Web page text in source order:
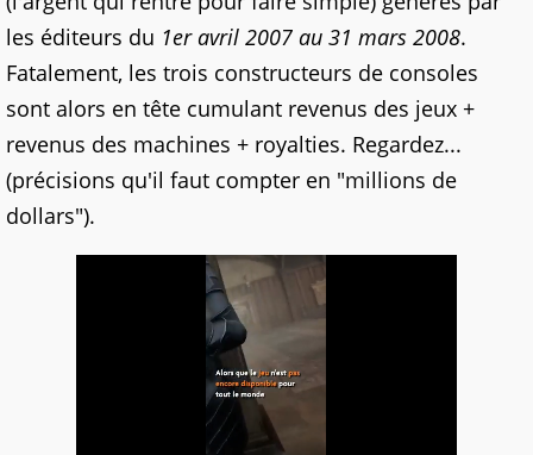
les éditeurs du 1er avril 2007 au 31 mars 2008.
Fatalement, les trois constructeurs de consoles
sont alors en tête cumulant revenus des jeux +
revenus des machines + royalties. Regardez...
(précisions qu'il faut compter en "millions de
dollars").